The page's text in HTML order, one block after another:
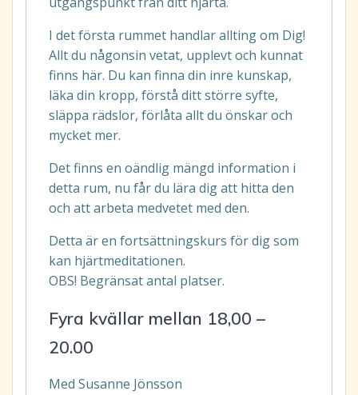
I det första rummet handlar allting om Dig!
Allt du någonsin vetat, upplevt och kunnat
finns här. Du kan finna din inre kunskap,
läka din kropp, förstå ditt större syfte,
släppa rädslor, förlåta allt du önskar och
mycket mer.
Det finns en oändlig mängd information i
detta rum, nu får du lära dig att hitta den
och att arbeta medvetet med den.
Detta är en fortsättningskurs för dig som
kan hjärtmeditationen.
OBS! Begränsat antal platser.
Fyra kvällar mellan 18,00 –
20.00
Med Susanne Jönsson